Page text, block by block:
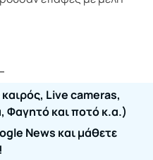
Live cameras,
Φαγητό και ποτό κ.α.)
News και μάθετε